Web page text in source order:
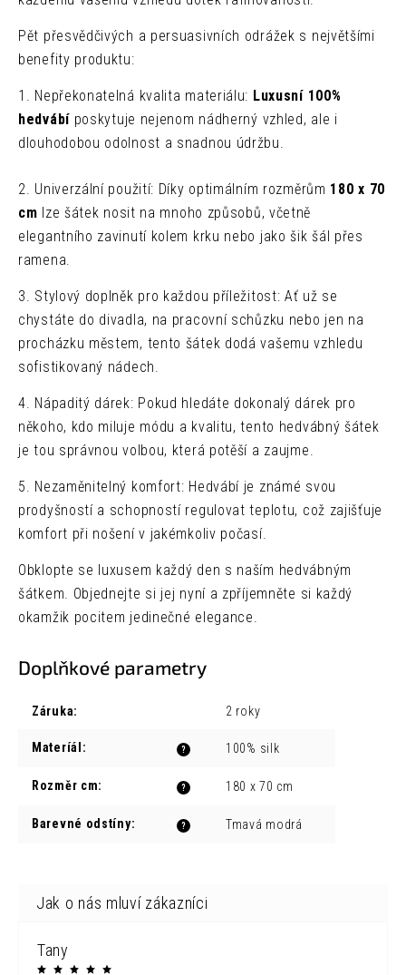
Pět přesvědčivých a persuasivních odrážek s největšími
benefity produktu:
1. Nepřekonatelná kvalita materiálu: Luxusní 100%
hedvábíposkytuje nejenom nádherný vzhled, ale i
dlouhodobou odolnost a snadnou údržbu.
2. Univerzální použití: Díky optimálním rozměrům 180 x 70
cm lze šátek nosit na mnoho způsobů, včetně
elegantního zavinutí kolem krku nebo jako šik šál přes
ramena.
3. Stylový doplněk pro každou příležitost: Ať už se
chystáte do divadla, na pracovní schůzku nebo jen na
procházku městem, tento šátek dodá vašemu vzhledu
sofistikovaný nádech.
4. Nápaditý dárek: Pokud hledáte dokonalý dárek pro
někoho, kdo miluje módu a kvalitu, tento hedvábný šátek
je tou správnou volbou, která potěší a zaujme.
5. Nezaměnitelný komfort: Hedvábí je známé svou
prodyšností a schopností regulovat teplotu, což zajišťuje
komfort při nošení v jakémkoliv počasí.
Obklopte se luxusem každý den s naším hedvábným
šátkem. Objednejte si jej nyní a zpříjemněte si každý
okamžik pocitem jedinečné elegance.
Doplňkové parametry
Záruka: 2 roky
?
Materíál : 100% silk
?
Rozměr cm: 180 x 70 cm
?
Barevné odstíny: Tmavá modrá
Tany